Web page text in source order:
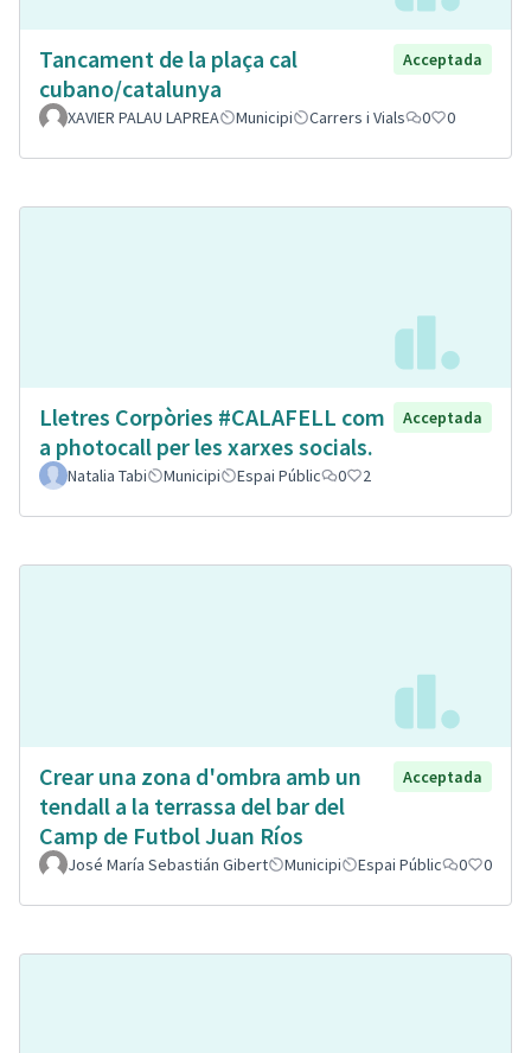
Tancament de la plaça cal
cubano/catalunya
Acceptada
XAVIER PALAU LAPREA Municipi Carrers i Vials 0 0
Lletres Corpòries #CALAFELL com
a photocall per les xarxes socials.
Acceptada
Natalia Tabi Municipi Espai Públic 0 2
Crear una zona d'ombra amb un
tendall a la terrassa del bar del
Camp de Futbol Juan Ríos
Acceptada
José María Sebastián Gibert Municipi Espai Públic 0 0